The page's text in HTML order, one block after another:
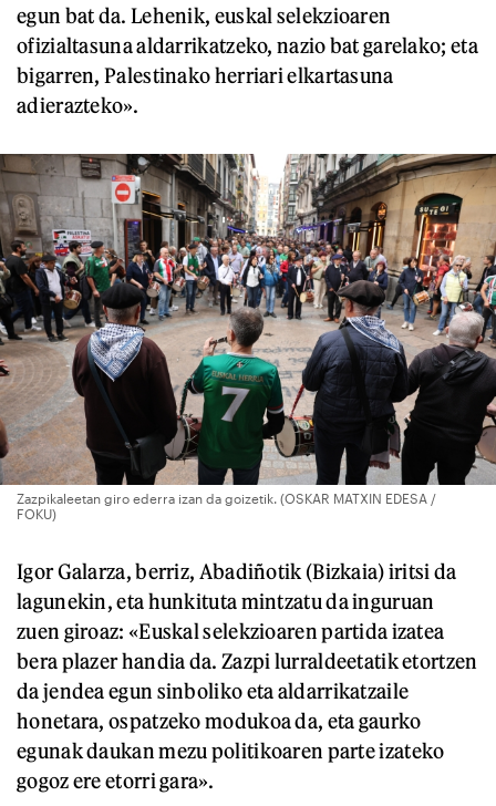
egun bat da. Lehenik, euskal selekzioaren
ofizialtasuna aldarrikatzeko, nazio bat garelako; eta
bigarren, Palestinako herriari elkartasuna
adierazteko».
Zazpikaleetan giro ederra izan da goizetik. (OSKAR MATXIN EDESA /
FOKU)
Igor Galarza, berriz, Abadiñotik (Bizkaia) iritsi da
lagunekin, eta hunkituta mintzatu da inguruan
zuen giroaz: «Euskal selekzioaren partida izatea
bera plazer handia da. Zazpi lurraldeetatik etortzen
da jendea egun sinboliko eta aldarrikatzaile
honetara, ospatzeko modukoa da, eta gaurko
egunak daukan mezu politikoaren parte izateko
gogoz ere etorri gara».